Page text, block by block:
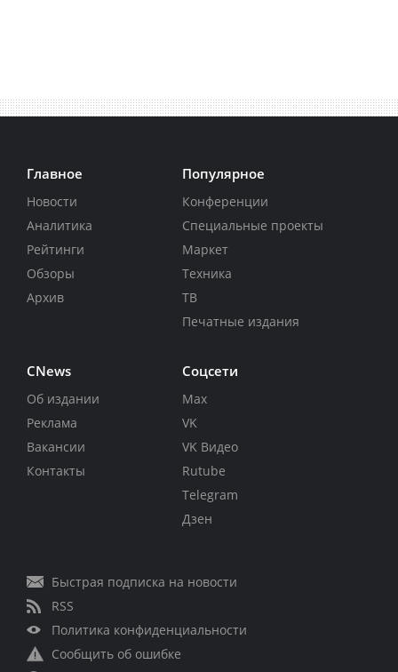
Главное
Новости
Аналитика
Рейтинги
Обзоры
Архив
Популярное
Конференции
Специальные проекты
Маркет
Техника
ТВ
Печатные издания
CNews
Об издании
Реклама
Вакансии
Контакты
Соцсети
Max
VK
VK Видео
Rutube
Telegram
Дзен
Быстрая подписка на новости
RSS
Политика конфиденциальности
Сообщить об ошибке